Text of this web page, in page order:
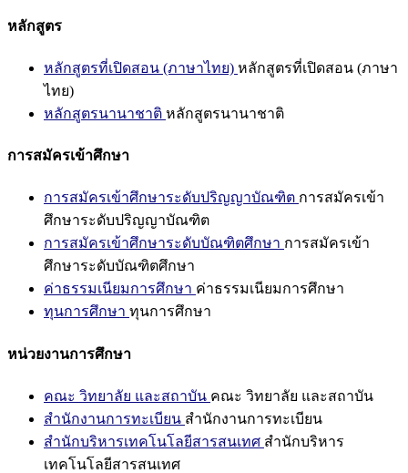
หลักสูตร
หลักสูตรที่เปิดสอน (ภาษาไทย) หลักสูตรที่เปิดสอน (ภาษา
ไทย)
หลักสูตรนานาชาติ หลักสูตรนานาชาติ
การสมัครเข้าศึกษา
การสมัครเข้าศึกษาระดับปริญญาบัณฑิต การสมัครเข้า
ศึกษาระดับปริญญาบัณฑิต
การสมัครเข้าศึกษาระดับบัณฑิตศึกษา การสมัครเข้า
ศึกษาระดับบัณฑิตศึกษา
ค่าธรรมเนียมการศึกษา ค่าธรรมเนียมการศึกษา
ทุนการศึกษา ทุนการศึกษา
หน่วยงานการศึกษา
คณะ วิทยาลัย และสถาบัน คณะ วิทยาลัย และสถาบัน
สำนักงานการทะเบียน สำนักงานการทะเบียน
สำนักบริหารเทคโนโลยีสารสนเทศ สำนักบริหาร
เทคโนโลยีสารสนเทศ